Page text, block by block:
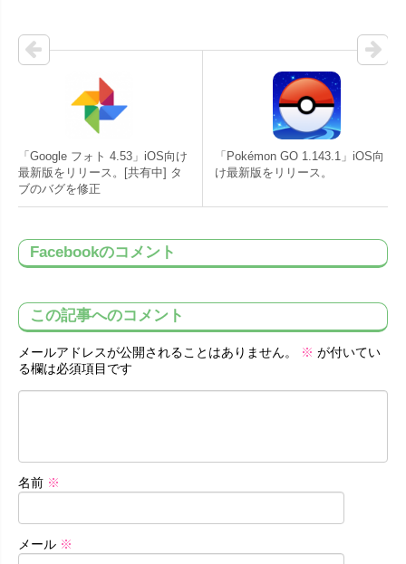
「Google フォト 4.53」iOS向け
最新版をリリース。[共有中] タ
ブのバグを修正
「Pokémon GO 1.143.1」iOS向
け最新版をリリース。
Facebookのコメント
この記事へのコメント
メールアドレスが公開されることはありません。 ※ が付いてい
る欄は必須項目です
名前 ※
メール ※